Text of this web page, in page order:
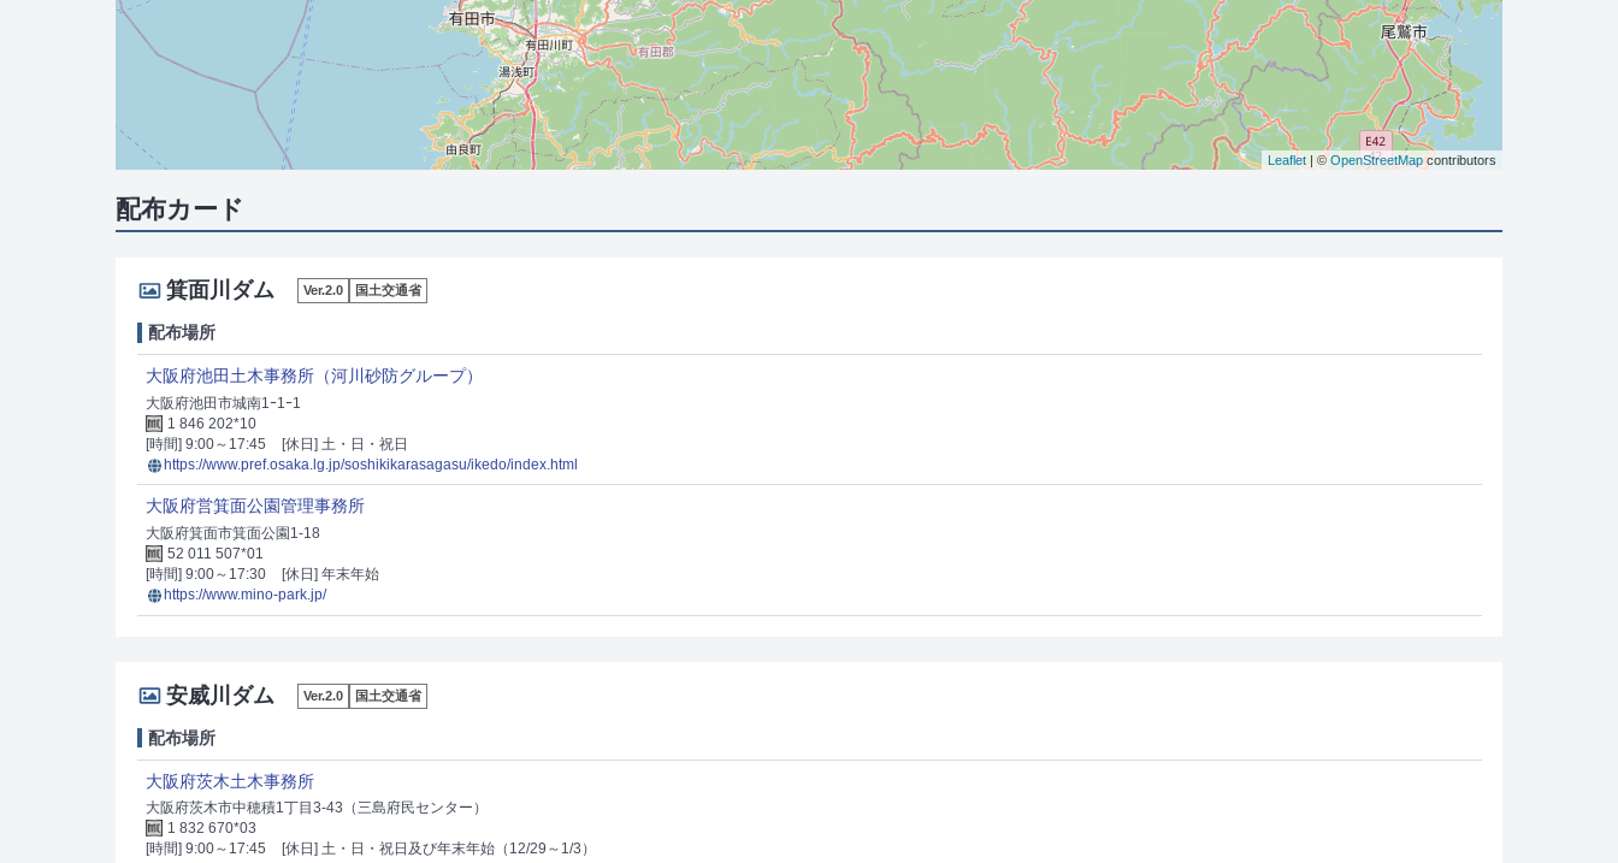
Leaflet | © OpenStreetMapcontributors
配布カード
箕面川ダム Ver.2.0 国土交通省
配布場所
大阪府池田土木事務所（河川砂防グループ）
大阪府池田市城南1ｰ1ｰ1
1 846 202*10
[時間] 9:00～17:45
[休日] 土・日・祝日
https://www.pref.osaka.lg.jp/soshikikarasagasu/ikedo/index.html
大阪府営箕面公園管理事務所
大阪府箕面市箕面公園1-18
52 011 507*01
[時間] 9:00～17:30
[休日] 年末年始
https://www.mino-park.jp/
安威川ダム Ver.2.0 国土交通省
配布場所
大阪府茨木土木事務所
大阪府茨木市中穂積1丁目3-43（三島府民センター）
1 832 670*03
[時間] 9:00～17:45
[休日] 土・日・祝日及び年末年始（12/29～1/3）